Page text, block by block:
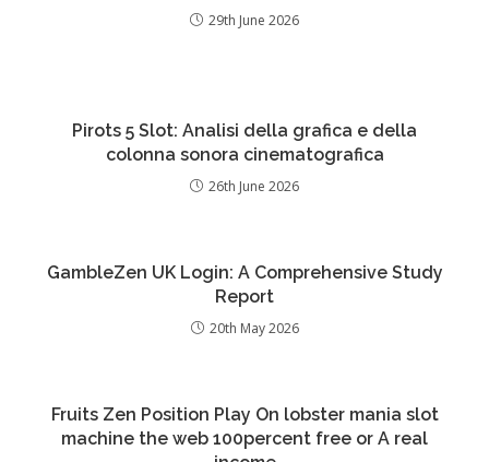
29th June 2026
Pirots 5 Slot: Analisi della grafica e della
colonna sonora cinematografica
26th June 2026
GambleZen UK Login: A Comprehensive Study
Report
20th May 2026
Fruits Zen Position Play On lobster mania slot
machine the web 100percent free or A real